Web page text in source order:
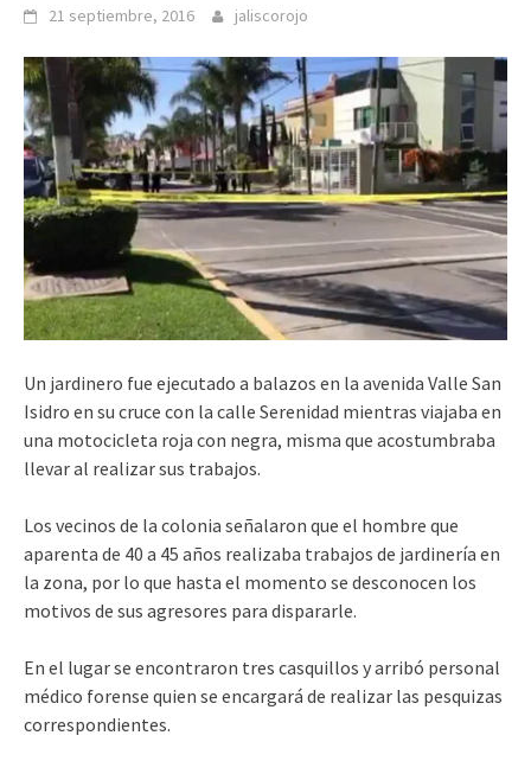
21 septiembre, 2016 jaliscorojo
Un jardinero fue ejecutado a balazos en la avenida Valle San
Isidro en su cruce con la calle Serenidad mientras viajaba en
una motocicleta roja con negra, misma que acostumbraba
llevar al realizar sus trabajos.
Los vecinos de la colonia señalaron que el hombre que
aparenta de 40 a 45 años realizaba trabajos de jardinería en
la zona, por lo que hasta el momento se desconocen los
motivos de sus agresores para dispararle.
En el lugar se encontraron tres casquillos y arribó personal
médico forense quien se encargará de realizar las pesquizas
correspondientes.